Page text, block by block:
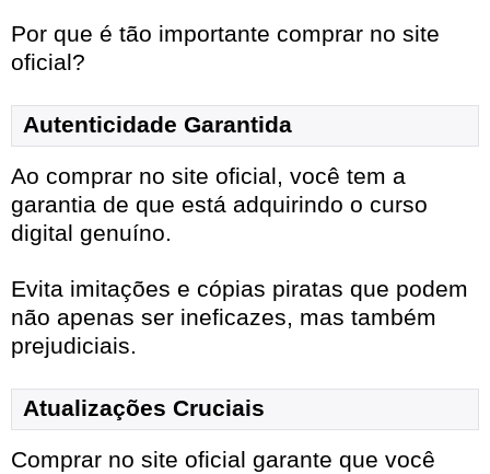
Por que é tão importante comprar no site
oficial?
Autenticidade Garantida
Ao comprar no site oficial, você tem a
garantia de que está adquirindo o curso
digital genuíno.
Evita imitações e cópias piratas que podem
não apenas ser ineficazes, mas também
prejudiciais.
Atualizações Cruciais
Comprar no site oficial garante que você